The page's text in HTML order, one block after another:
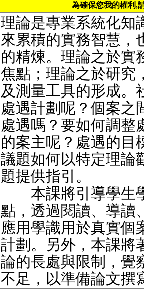
為確保您我的權利,
理論是專業系統化知
來累積的實務智慧，
的精煉。理論之於實
焦點；理論之於研究
及測量工具的形成。
處遇計劃呢？個案之
處遇嗎？要如何調整
的案主呢？處遇的目
議題如何以特定理論
題提供指引。
本課將引導學生學
點，透過閱讀、導讀
應用學識用於真實個
計劃。另外，本課將
論的長處與限制，覺
不足，以準備論文